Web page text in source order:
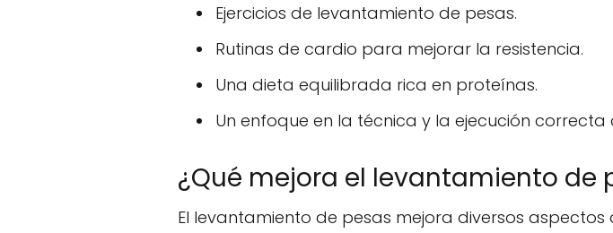
Ejercicios de levantamiento de pesas.
Rutinas de cardio para mejorar la resistencia.
Una dieta equilibrada rica en proteínas.
Un enfoque en la técnica y la ejecución correcta
¿Qué mejora el levantamiento de
El levantamiento de pesas mejora diversos